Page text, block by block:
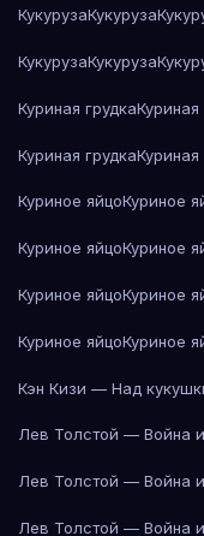
КукурузаКукуруза
КукурузаКукуруза
Куриная грудкаКуриная
Куриная грудкаКуриная
Куриное яйцоКуриное
Куриное яйцоКуриное
Куриное яйцоКуриное
Куриное яйцоКуриное
Кэн Кизи — Над
Лев Толстой — Война
Лев Толстой — Война
Лев Толстой — Война